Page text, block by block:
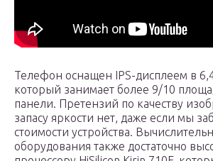
Телефон оснащен IPS-дисплеем в
который занимает более 9/10
панели. Претензий по качеству
запасу яркости нет, даже если мы
стоимости устройства.
оборудования также достаточно